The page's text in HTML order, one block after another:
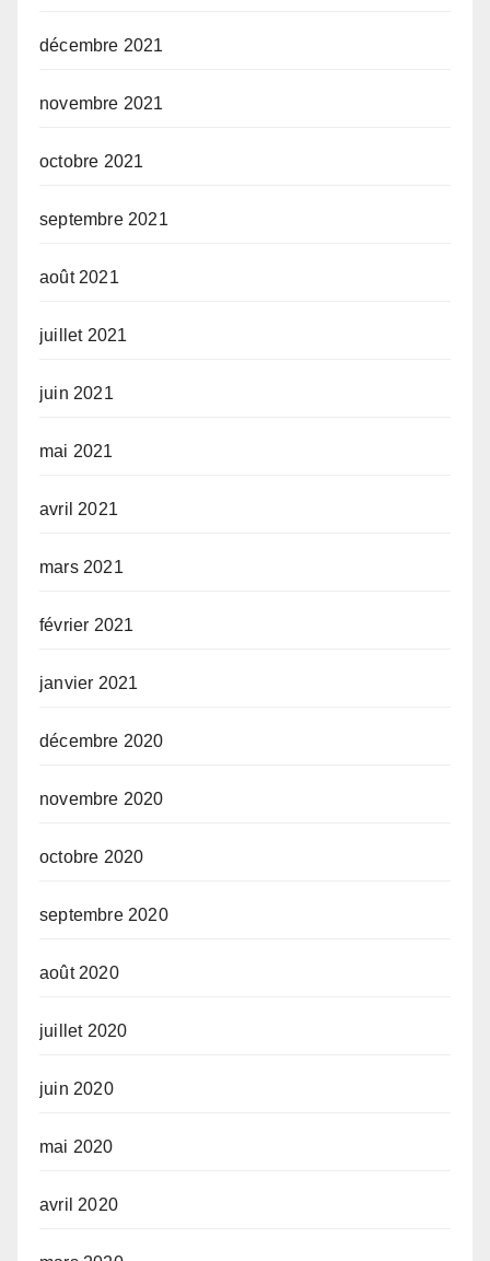
décembre 2021
novembre 2021
octobre 2021
septembre 2021
août 2021
juillet 2021
juin 2021
mai 2021
avril 2021
mars 2021
février 2021
janvier 2021
décembre 2020
novembre 2020
octobre 2020
septembre 2020
août 2020
juillet 2020
juin 2020
mai 2020
avril 2020